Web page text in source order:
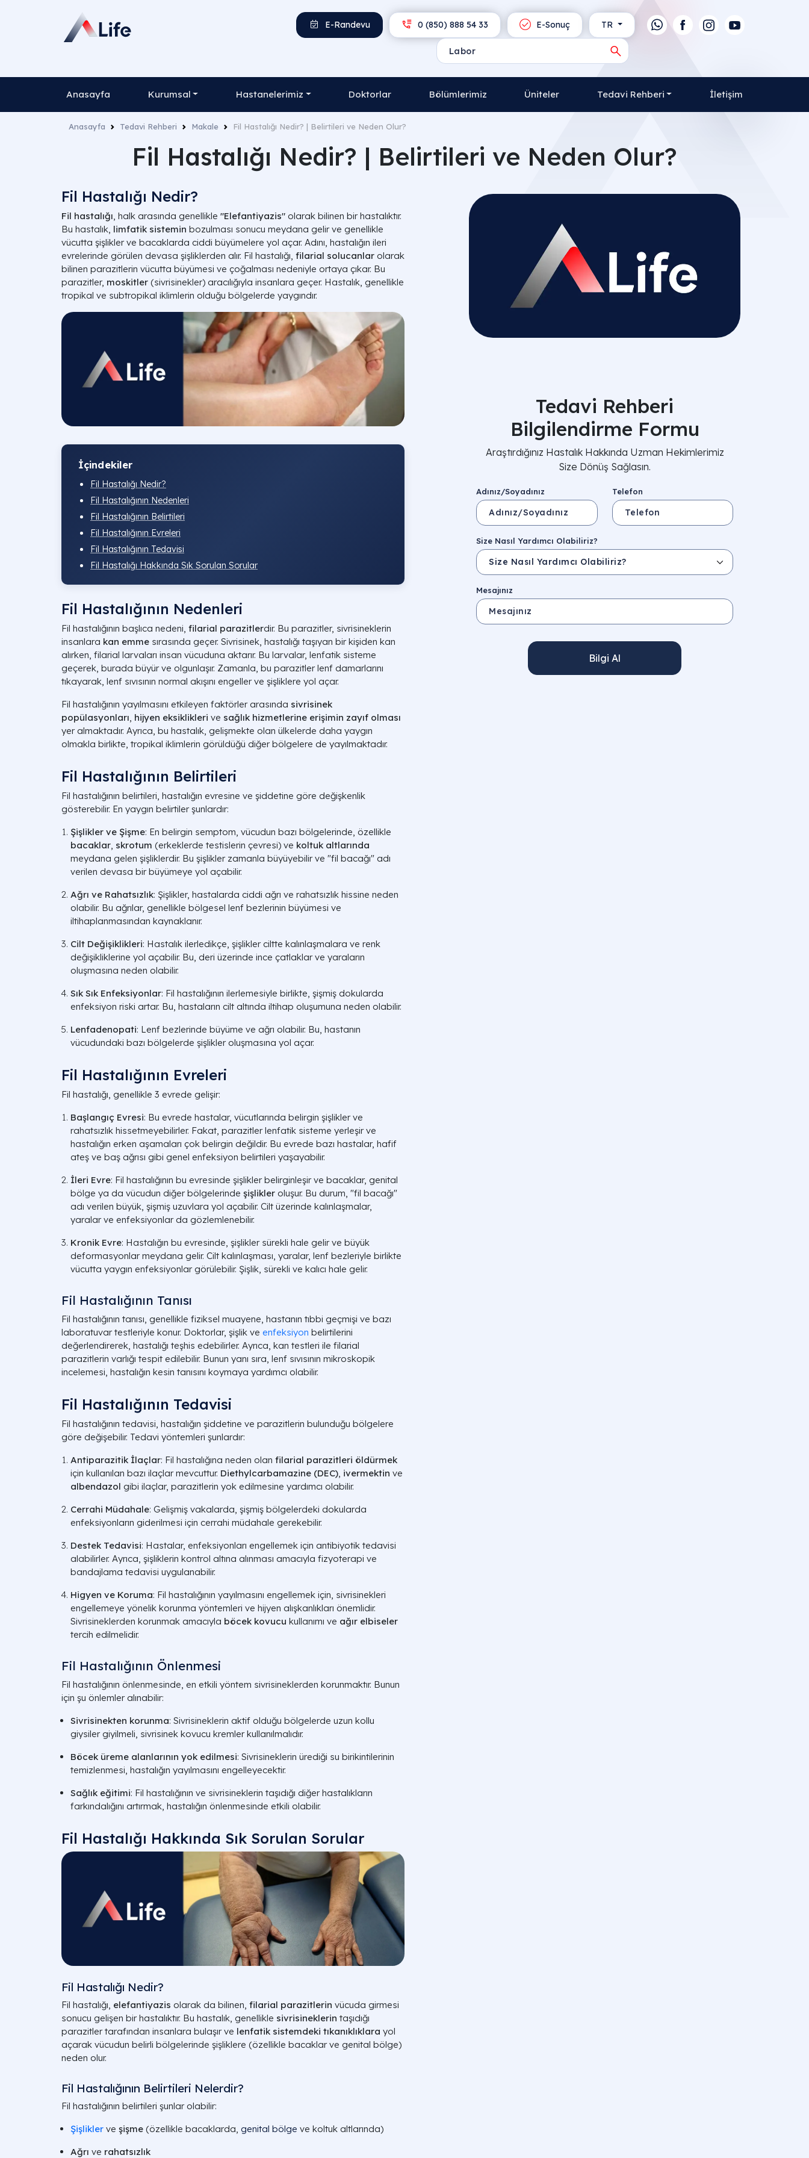
TR
E-Sonuç
0 (850) 888 54 33
E-Randevu
Anasayfa Kurumsal Hastanelerimiz Doktorlar Bölümlerimiz Üniteler Tedavi Rehberi İletişim
Anasayfa Tedavi Rehberi Makale Fil Hastalığı Nedir? | Belirtileri ve Neden Olur?
Fil Hastalığı Nedir? | Belirtileri ve Neden Olur?
Fil Hastalığı Nedir?
Fil hastalığı, halk arasında genellikle "Elefantiyazis" olarak bilinen bir hastalıktır.
Bu hastalık, limfatik sistemin bozulması sonucu meydana gelir ve genellikle
vücutta şişlikler ve bacaklarda ciddi büyümelere yol açar. Adını, hastalığın ileri
evrelerinde görülen devasa şişliklerden alır. Fil hastalığı, filarial solucanlar olarak
bilinen parazitlerin vücutta büyümesi ve çoğalması nedeniyle ortaya çıkar. Bu
parazitler, moskitler (sivrisinekler) aracılığıyla insanlara geçer. Hastalık, genellikle
tropikal ve subtropikal iklimlerin olduğu bölgelerde yaygındır.
İçindekiler
Fil Hastalığı Nedir?
Fil Hastalığının Nedenleri
Fil Hastalığının Belirtileri
Fil Hastalığının Evreleri
Fil Hastalığının Tedavisi
Fil Hastalığı Hakkında Sık Sorulan Sorular
Fil Hastalığının Nedenleri
Fil hastalığının başlıca nedeni, filarial parazitlerdir. Bu parazitler, sivrisineklerin
insanlara kan emme sırasında geçer. Sivrisinek, hastalığı taşıyan bir kişiden kan
alırken, filarial larvaları insan vücuduna aktarır. Bu larvalar, lenfatik sisteme
geçerek, burada büyür ve olgunlaşır. Zamanla, bu parazitler lenf damarlarını
tıkayarak, lenf sıvısının normal akışını engeller ve şişliklere yol açar.
Fil hastalığının yayılmasını etkileyen faktörler arasında sivrisinek
popülasyonları, hijyen eksiklikleri ve sağlık hizmetlerine erişimin zayıf olması
yer almaktadır. Ayrıca, bu hastalık, gelişmekte olan ülkelerde daha yaygın
olmakla birlikte, tropikal iklimlerin görüldüğü diğer bölgelere de yayılmaktadır.
Fil Hastalığının Belirtileri
Fil hastalığının belirtileri, hastalığın evresine ve şiddetine göre değişkenlik
gösterebilir. En yaygın belirtiler şunlardır:
Şişlikler ve Şişme: En belirgin semptom, vücudun bazı bölgelerinde, özellikle
bacaklar, skrotum (erkeklerde testislerin çevresi) ve koltuk altlarında
meydana gelen şişliklerdir. Bu şişlikler zamanla büyüyebilir ve "fil bacağı" adı
verilen devasa bir büyümeye yol açabilir.
Ağrı ve Rahatsızlık: Şişlikler, hastalarda ciddi ağrı ve rahatsızlık hissine neden
olabilir. Bu ağrılar, genellikle bölgesel lenf bezlerinin büyümesi ve
iltihaplanmasından kaynaklanır.
Cilt Değişiklikleri: Hastalık ilerledikçe, şişlikler ciltte kalınlaşmalara ve renk
değişikliklerine yol açabilir. Bu, deri üzerinde ince çatlaklar ve yaraların
oluşmasına neden olabilir.
Sık Sık Enfeksiyonlar: Fil hastalığının ilerlemesiyle birlikte, şişmiş dokularda
enfeksiyon riski artar. Bu, hastaların cilt altında iltihap oluşumuna neden olabilir.
Lenfadenopati: Lenf bezlerinde büyüme ve ağrı olabilir. Bu, hastanın
vücudundaki bazı bölgelerde şişlikler oluşmasına yol açar.
Fil Hastalığının Evreleri
Fil hastalığı, genellikle 3 evrede gelişir:
Başlangıç Evresi: Bu evrede hastalar, vücutlarında belirgin şişlikler ve
rahatsızlık hissetmeyebilirler. Fakat, parazitler lenfatik sisteme yerleşir ve
hastalığın erken aşamaları çok belirgin değildir. Bu evrede bazı hastalar, hafif
ateş ve baş ağrısı gibi genel enfeksiyon belirtileri yaşayabilir.
İleri Evre: Fil hastalığının bu evresinde şişlikler belirginleşir ve bacaklar, genital
bölge ya da vücudun diğer bölgelerinde şişlikler oluşur. Bu durum, "fil bacağı"
adı verilen büyük, şişmiş uzuvlara yol açabilir. Cilt üzerinde kalınlaşmalar,
yaralar ve enfeksiyonlar da gözlemlenebilir.
Kronik Evre: Hastalığın bu evresinde, şişlikler sürekli hale gelir ve büyük
deformasyonlar meydana gelir. Cilt kalınlaşması, yaralar, lenf bezleriyle birlikte
vücutta yaygın enfeksiyonlar görülebilir. Şişlik, sürekli ve kalıcı hale gelir.
Fil Hastalığının Tanısı
Fil hastalığının tanısı, genellikle fiziksel muayene, hastanın tıbbi geçmişi ve bazı
laboratuvar testleriyle konur. Doktorlar, şişlik ve enfeksiyon belirtilerini
değerlendirerek, hastalığı teşhis edebilirler. Ayrıca, kan testleri ile filarial
parazitlerin varlığı tespit edilebilir. Bunun yanı sıra, lenf sıvısının mikroskopik
incelemesi, hastalığın kesin tanısını koymaya yardımcı olabilir.
Fil Hastalığının Tedavisi
Fil hastalığının tedavisi, hastalığın şiddetine ve parazitlerin bulunduğu bölgelere
göre değişebilir. Tedavi yöntemleri şunlardır:
Antiparazitik İlaçlar: Fil hastalığına neden olan filarial parazitleri öldürmek
için kullanılan bazı ilaçlar mevcuttur. Diethylcarbamazine (DEC), ivermektin ve
albendazol gibi ilaçlar, parazitlerin yok edilmesine yardımcı olabilir.
Cerrahi Müdahale: Gelişmiş vakalarda, şişmiş bölgelerdeki dokularda
enfeksiyonların giderilmesi için cerrahi müdahale gerekebilir.
Destek Tedavisi: Hastalar, enfeksiyonları engellemek için antibiyotik tedavisi
alabilirler. Ayrıca, şişliklerin kontrol altına alınması amacıyla fizyoterapi ve
bandajlama tedavisi uygulanabilir.
Higyen ve Koruma: Fil hastalığının yayılmasını engellemek için, sivrisinekleri
engellemeye yönelik korunma yöntemleri ve hijyen alışkanlıkları önemlidir.
Sivrisineklerden korunmak amacıyla böcek kovucu kullanımı ve ağır elbiseler
tercih edilmelidir.
Fil Hastalığının Önlenmesi
Fil hastalığının önlenmesinde, en etkili yöntem sivrisineklerden korunmaktır. Bunun
için şu önlemler alınabilir:
Sivrisinekten korunma: Sivrisineklerin aktif olduğu bölgelerde uzun kollu
giysiler giyilmeli, sivrisinek kovucu kremler kullanılmalıdır.
Böcek üreme alanlarının yok edilmesi: Sivrisineklerin ürediği su birikintilerinin
temizlenmesi, hastalığın yayılmasını engelleyecektir.
Sağlık eğitimi: Fil hastalığının ve sivrisineklerin taşıdığı diğer hastalıkların
farkındalığını artırmak, hastalığın önlenmesinde etkili olabilir.
Fil Hastalığı Hakkında Sık Sorulan Sorular
Fil Hastalığı Nedir?
Fil hastalığı, elefantiyazis olarak da bilinen, filarial parazitlerin vücuda girmesi
sonucu gelişen bir hastalıktır. Bu hastalık, genellikle sivrisineklerin taşıdığı
parazitler tarafından insanlara bulaşır ve lenfatik sistemdeki tıkanıklıklara yol
açarak vücudun belirli bölgelerinde şişliklere (özellikle bacaklar ve genital bölge)
neden olur.
Fil Hastalığının Belirtileri Nelerdir?
Fil hastalığının belirtileri şunlar olabilir:
Şişlikler ve şişme (özellikle bacaklarda, genital bölge ve koltuk altlarında)
Ağrı ve rahatsızlık
Tedavi Rehberi
Bilgilendirme Formu
Araştırdığınız Hastalık Hakkında Uzman Hekimlerimiz
Size Dönüş Sağlasın.
Adınız/Soyadınız Telefon
Size Nasıl Yardımcı Olabiliriz?
Mesajınız
Bilgi Al